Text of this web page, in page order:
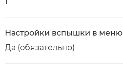
Настройки вспышки в
Да (обязательно)